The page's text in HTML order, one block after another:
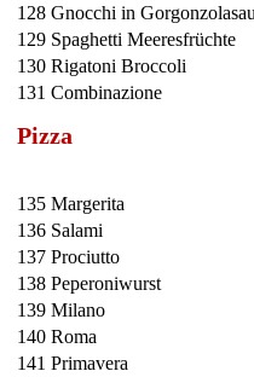
128 Gnocchi in
129 Spaghetti Meeresfrüchte
130 Rigatoni Broccoli
131 Combinazione
Pizza
135 Margerita
136 Salami
137 Prociutto
138 Peperoniwurst
139 Milano
140 Roma
141 Primavera